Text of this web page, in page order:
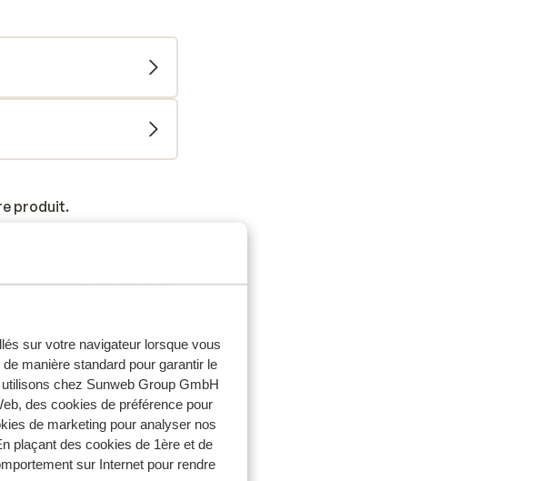
sur votre navigateur lorsque vous
manière standard pour garantir le
chez Sunweb Group GmbH
des cookies de préférence pour
de marketing pour analyser nos
plaçant des cookies de 1ère et de
sur Internet pour rendre
produit.
par couples
Väldigt god
Väldigt god